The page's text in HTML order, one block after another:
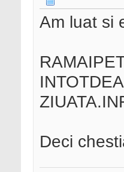
Am luat si
Deci